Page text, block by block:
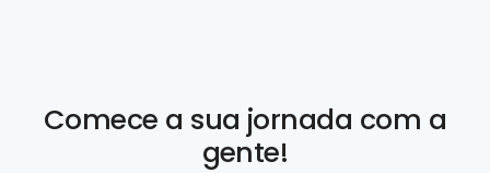
Comece a sua jornada com a
gente!